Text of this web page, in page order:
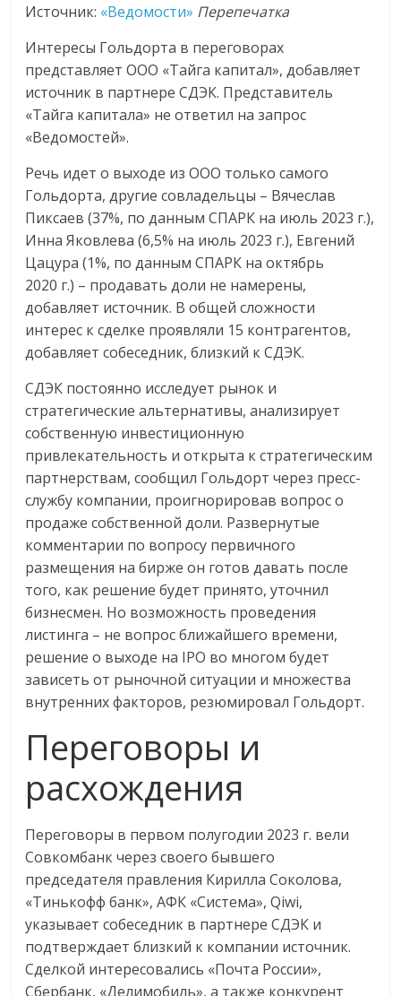
Источник: «Ведомости» Перепечатка
Интересы Гольдорта в переговорах
представляет ООО «Тайга капитал», добавляет
источник в партнере СДЭК. Представитель
«Тайга капитала» не ответил на запрос
«Ведомостей».
Речь идет о выходе из ООО только самого
Гольдорта, другие совладельцы – Вячеслав
Пиксаев (37%, по данным СПАРК на июль 2023 г.),
Инна Яковлева (6,5% на июль 2023 г.), Евгений
Цацура (1%, по данным СПАРК на октябрь
2020 г.) – продавать доли не намерены,
добавляет источник. В общей сложности
интерес к сделке проявляли 15 контрагентов,
добавляет собеседник, близкий к СДЭК.
СДЭК постоянно исследует рынок и
стратегические альтернативы, анализирует
собственную инвестиционную
привлекательность и открыта к стратегическим
партнерствам, сообщил Гольдорт через пресс-
службу компании, проигнорировав вопрос о
продаже собственной доли. Развернутые
комментарии по вопросу первичного
размещения на бирже он готов давать после
того, как решение будет принято, уточнил
бизнесмен. Но возможность проведения
листинга – не вопрос ближайшего времени,
решение о выходе на IPO во многом будет
зависеть от рыночной ситуации и множества
внутренних факторов, резюмировал Гольдорт.
Переговоры и
расхождения
Переговоры в первом полугодии 2023 г. вели
Совкомбанк через своего бывшего
председателя правления Кирилла Соколова,
«Тинькофф банк», АФК «Система», Qiwi,
указывает собеседник в партнере СДЭК и
подтверждает близкий к компании источник.
Сделкой интересовались «Почта России»,
Сбербанк, «Делимобиль», а также конкурент